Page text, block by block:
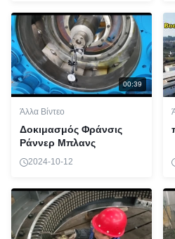
00:39
Άλλα Βίντεο
Δοκιμασμός Φράνσις
Ράννερ Μπλανς
2024-10-12